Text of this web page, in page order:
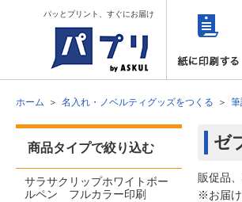
パッとプリント、すぐにお届け
ホーム 名入れ・ノベルティグッズをつくる
ゼ
販促品
※お届け
商品タイプで絞り込む
サラサクリップホワイトボー
ルペン フルカラー印刷